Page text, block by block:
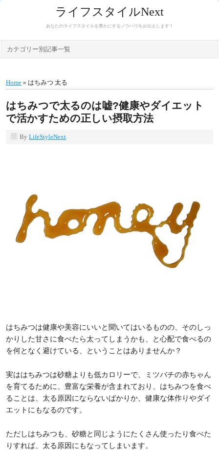
ライフスタイルNext
あなたのライフスタイルを豊かにするノウハウをお伝えします！
カテゴリー別記事一覧
Home » はちみつ 太る
はちみつで太るのは嘘?健康やダイエット
で活かすための正しい摂取方法
By LifeStyleNext
はちみつは健康や美容にいいと聞いてはいるものの、そのしっ
かりした甘さに食べたら太ってしまうかも、と心配で食べるの
を何となく避けている、ということはありませんか？
実ははちみつは砂糖よりも低カロリーで、ミツバチの赤ちゃん
を育てるために、豊富な栄養が含まれており、はちみつを食べ
ることは、太る原因にならないばかりか、健康な体作りやダイ
エットにもなるのです。
ただしはちみつも、砂糖と同じようにたくさん使ったり食べた
りすれば、太る原因にもなってしまいます。